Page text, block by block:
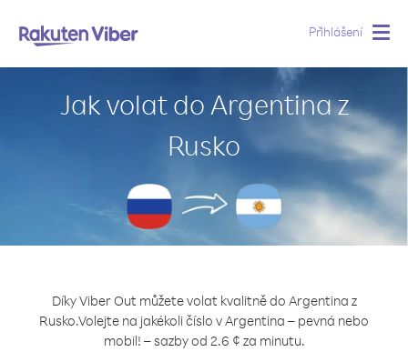
Přihlášení
Jak volat do Argentina z
Rusko
Díky Viber Out můžete volat kvalitně do Argentina z
Rusko.Volejte na jakékoli číslo v Argentina – pevná nebo
mobil! – sazby od 2.6 ¢ za minutu.